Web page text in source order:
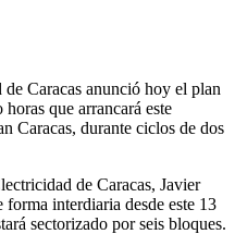
Caracas anunció hoy el plan
que arrancará este
Caracas, durante ciclos de dos
de Caracas, Javier
interdiaria desde este 13
sectorizado por seis bloques.